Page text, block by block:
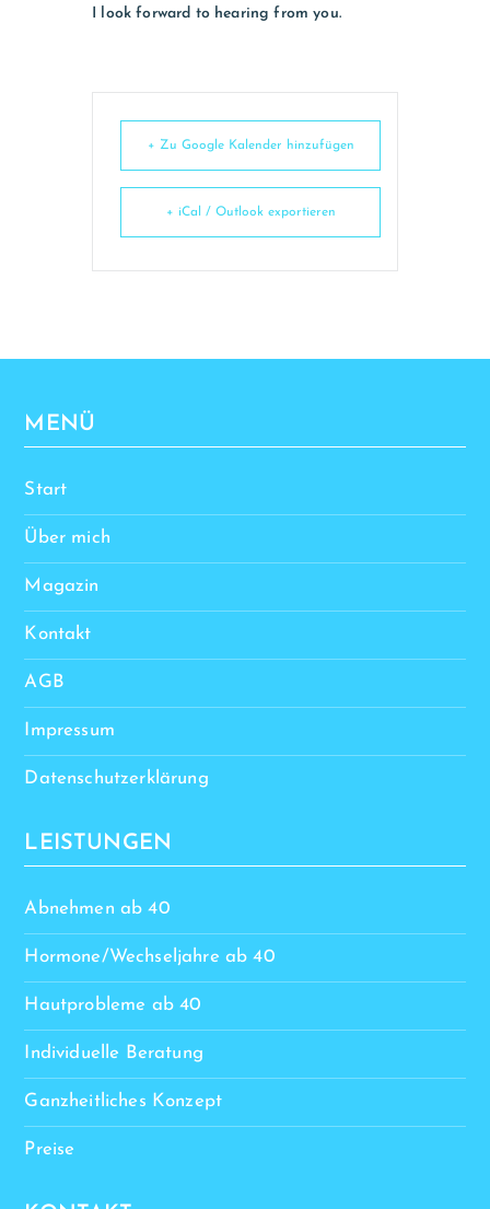
I look forward to hearing from you.
+ Zu Google Kalender hinzufügen
+ iCal / Outlook exportieren
MENÜ
Start
Über mich
Magazin
Kontakt
AGB
Impressum
Datenschutzerklärung
LEISTUNGEN
Abnehmen ab 40
Hormone/Wechseljahre ab 40
Hautprobleme ab 40
Individuelle Beratung
Ganzheitliches Konzept
Preise